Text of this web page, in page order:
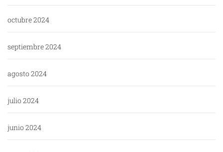
octubre 2024
septiembre 2024
agosto 2024
julio 2024
junio 2024